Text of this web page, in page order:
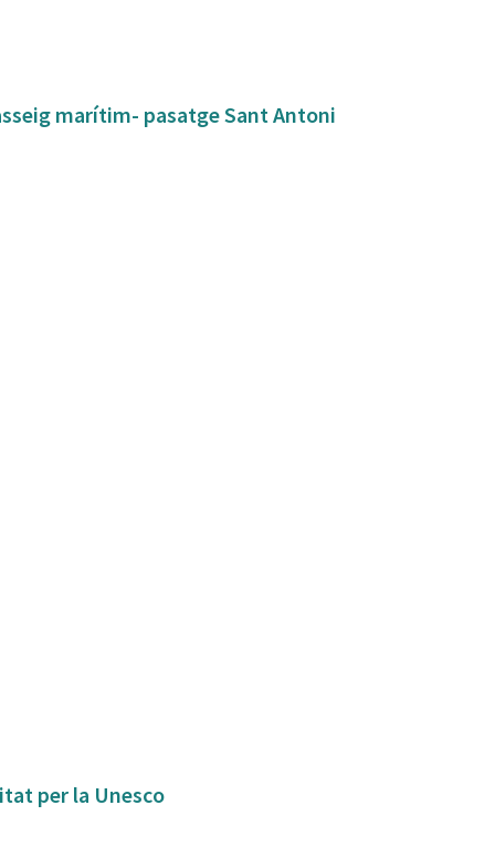
marítim- pasatge Sant Antoni
per la Unesco